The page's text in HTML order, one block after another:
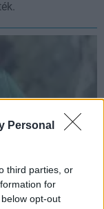
Personal
third parties, or
for
opt-out